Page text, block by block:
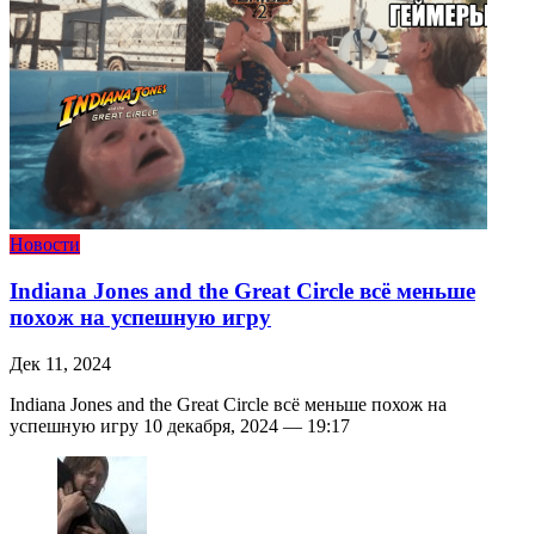
Новости
Indiana Jones and the Great Circle всё меньше
похож на успешную игру
Дек 11, 2024
Indiana Jones and the Great Circle всё меньше похож на
успешную игру 10 декабря, 2024 — 19:17